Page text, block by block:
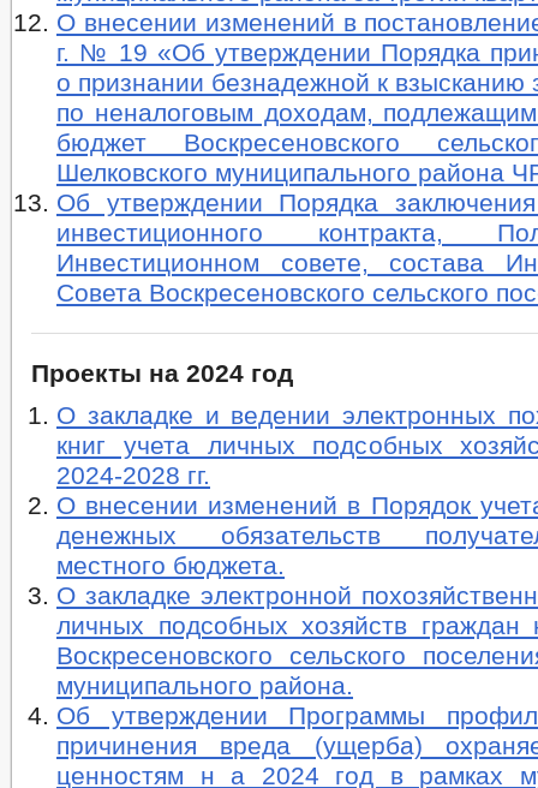
О внесении изменений в
г. № 19 «Об утверждении Порядка
о признании безнадежной к взысканию
по неналоговым доходам,
бюджет Воскресеновского
Шелковского муниципального района
Об утверждении Порядка заключения
инвестиционного контракта,
Инвестиционном совете, состава
Совета Воскресеновского сельского
Проекты на 2024 год
О закладке и ведении электронных
книг учета личных подсобных
2024-2028 гг.
О внесении изменений в Порядок
денежных обязательств
местного бюджета.
О закладке электронной
личных подсобных хозяйств граждан
Воскресеновского сельского
муниципального района.
Об утверждении Программы
причинения вреда (ущерба)
ценностям н а 2024 год в рамках